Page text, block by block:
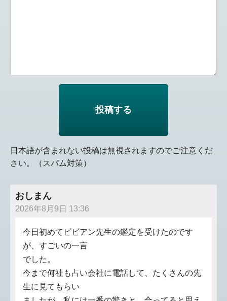
日本語が含まれない投稿は無視されますのでご注意くだ
さい。（スパム対策）
おしまん
2026年8月9日 13:36
今日初めてビビアン先生の鑑定を受けたのです
が、すごいの一言
でした。
今まで何社も占い会社に電話して、たくさんの先
生に見てもらい